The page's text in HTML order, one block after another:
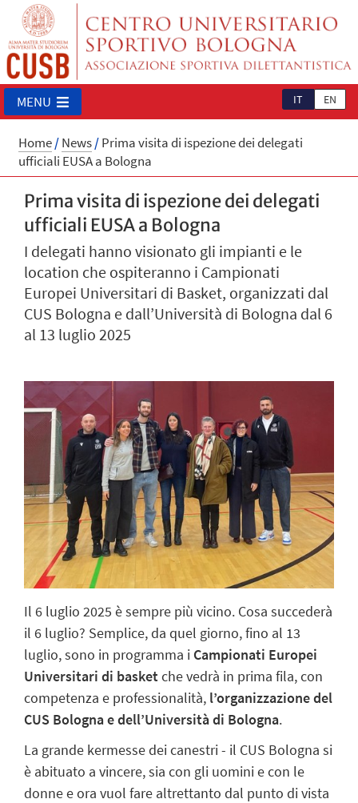
IT EN
MENU
Home/News/Prima visita di ispezione dei delegati
ufficiali EUSA a Bologna
Prima visita di ispezione dei delegati
ufficiali EUSA a Bologna
I delegati hanno visionato gli impianti e le
location che ospiteranno i Campionati
Europei Universitari di Basket, organizzati dal
CUS Bologna e dall’Università di Bologna dal 6
al 13 luglio 2025
Il 6 luglio 2025 è sempre più vicino. Cosa succederà
il 6 luglio? Semplice, da quel giorno, fino al 13
luglio, sono in programma i Campionati Europei
Universitari di basketche vedrà in prima fila, con
competenza e professionalità, l’organizzazione del
CUS Bologna e dell’Università di Bologna.
La grande kermesse dei canestri - il CUS Bologna si
è abituato a vincere, sia con gli uomini e con le
donne e ora vuol fare altrettanto dal punto di vista